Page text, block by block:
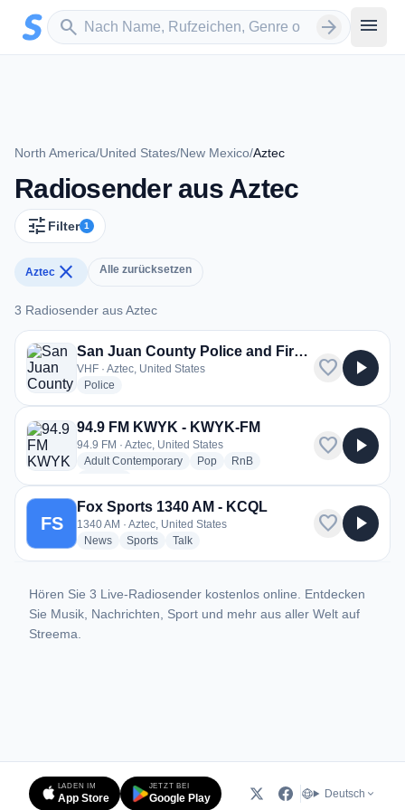
Zum Hauptinhalt springen
search
Sender suchen arrow_forward menu
North America/United States/New Mexico/Aztec
Radiosender aus Aztec
tune Filter 1
Aztec close Alle zurücksetzen
3 Radiosender aus Aztec
3 Radiosender aus Aztec
San Juan County Police and Fire Dispatch
VHF · Aztec, United States
Police
favorite play_arrow
94.9 FM KWYK - KWYK-FM
94.9 FM · Aztec, United States
Adult Contemporaryradio stations
Popradio stations
RnBradio stations
favorite play_arrow
FS
Fox Sports 1340 AM - KCQL
1340 AM · Aztec, United States
Newsradio stations
Sportsradio stations
Talkradio stations
favorite play_arrow
Hören Sie 3 Live-Radiosender kostenlos online. Entdecken
Sie Musik, Nachrichten, Sport und mehr aus aller Welt auf
Streema.
LADEN IM
App Store
JETZT BEI
Google Play Deutsch